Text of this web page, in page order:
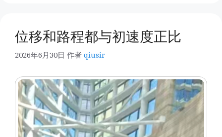
位移和路程都与初速度正比
2026年6月30日 作者 qiusir